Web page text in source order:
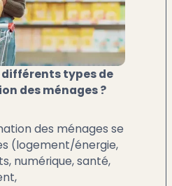
différents types de
des ménages ?
des ménages se
(logement/énergie,
numérique, santé,